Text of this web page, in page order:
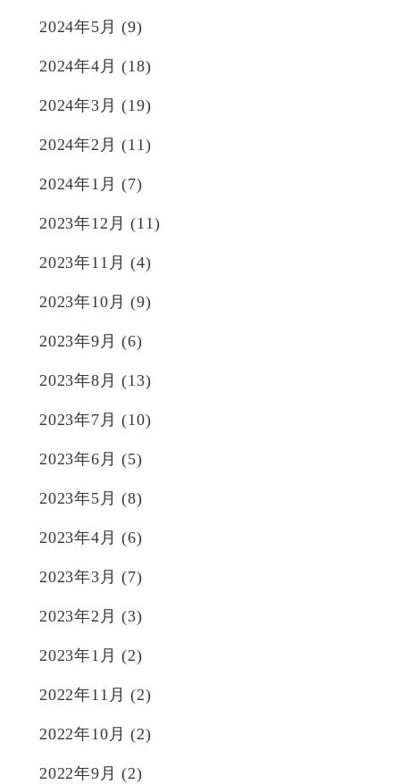
2024年5月 (9)
2024年4月 (18)
2024年3月 (19)
2024年2月 (11)
2024年1月 (7)
2023年12月 (11)
2023年11月 (4)
2023年10月 (9)
2023年9月 (6)
2023年8月 (13)
2023年7月 (10)
2023年6月 (5)
2023年5月 (8)
2023年4月 (6)
2023年3月 (7)
2023年2月 (3)
2023年1月 (2)
2022年11月 (2)
2022年10月 (2)
2022年9月 (2)